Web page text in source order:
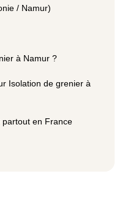
/ Namur)
à Namur ?
Isolation de grenier à
en France